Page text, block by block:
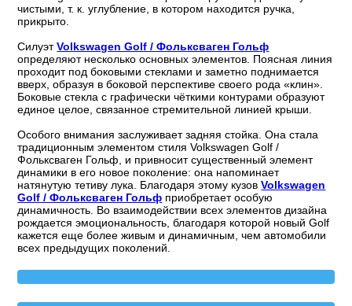
чистыми, т. к. углубление, в котором находится ручка,
прикрыто.
СилуэтVolkswagen Golf / Фольксваген Гольф
определяют несколько основных элементов. Поясная линия
проходит под боковыми стеклами и заметно поднимается
вверх, образуя в боковой перспективе своего рода «клин».
Боковые стекла с графически чёткими контурами образуют
единое целое, связанное стремительной линией крыши.
Особого внимания заслуживает задняя стойка. Она стала
традиционным элементом стиля Volkswagen Golf /
Фольксваген Гольф, и привносит существенный элемент
динамики в его новое поколение: она напоминает
натянутую тетиву лука. Благодаря этому кузовVolkswagen
Golf / Фольксваген Гольф приобретает особую
динамичность. Во взаимодействии всех элементов дизайна
рождается эмоциональность, благодаря которой новый Golf
кажется еще более живым и динамичным, чем автомобили
всех предыдущих поколений.